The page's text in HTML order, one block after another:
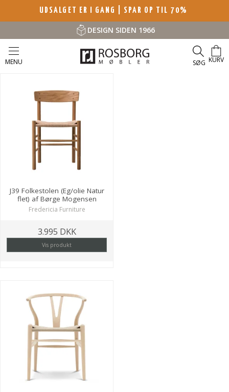
UDSALGET ER I GANG | SPAR OP TIL 70%
DESIGN SIDEN 1966
MENU SØG KURV
J39 Folkestolen (Eg/olie Natur
flet) af Børge Mogensen
Fredericia Furniture
3.995 DKK
Vis produkt